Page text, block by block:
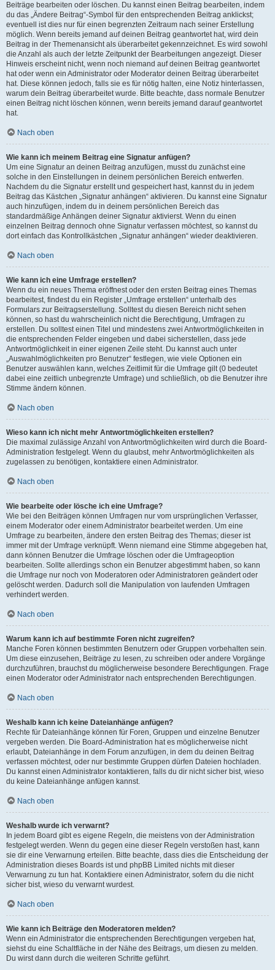
Beiträge bearbeiten oder löschen. Du kannst einen Beitrag bearbeiten, indem
du das „Ändere Beitrag“-Symbol für den entsprechenden Beitrag anklickst;
eventuell ist dies nur für einen begrenzten Zeitraum nach seiner Erstellung
möglich. Wenn bereits jemand auf deinen Beitrag geantwortet hat, wird dein
Beitrag in der Themenansicht als überarbeitet gekennzeichnet. Es wird sowohl
die Anzahl als auch der letzte Zeitpunkt der Bearbeitungen angezeigt. Dieser
Hinweis erscheint nicht, wenn noch niemand auf deinen Beitrag geantwortet
hat oder wenn ein Administrator oder Moderator deinen Beitrag überarbeitet
hat. Diese können jedoch, falls sie es für nötig halten, eine Notiz hinterlassen,
warum dein Beitrag überarbeitet wurde. Bitte beachte, dass normale Benutzer
einen Beitrag nicht löschen können, wenn bereits jemand darauf geantwortet
hat.
Nach oben
Wie kann ich meinem Beitrag eine Signatur anfügen?
Um eine Signatur an deinen Beitrag anzufügen, musst du zunächst eine
solche in den Einstellungen in deinem persönlichen Bereich entwerfen.
Nachdem du die Signatur erstellt und gespeichert hast, kannst du in jedem
Beitrag das Kästchen „Signatur anhängen“ aktivieren. Du kannst eine Signatur
auch hinzufügen, indem du in deinem persönlichen Bereich das
standardmäßige Anhängen deiner Signatur aktivierst. Wenn du einen
einzelnen Beitrag dennoch ohne Signatur verfassen möchtest, so kannst du
dort einfach das Kontrollkästchen „Signatur anhängen“ wieder deaktivieren.
Nach oben
Wie kann ich eine Umfrage erstellen?
Wenn du ein neues Thema eröffnest oder den ersten Beitrag eines Themas
bearbeitest, findest du ein Register „Umfrage erstellen“ unterhalb des
Formulars zur Beitragserstellung. Solltest du diesen Bereich nicht sehen
können, so hast du wahrscheinlich nicht die Berechtigung, Umfragen zu
erstellen. Du solltest einen Titel und mindestens zwei Antwortmöglichkeiten in
die entsprechenden Felder eingeben und dabei sicherstellen, dass jede
Antwortmöglichkeit in einer eigenen Zeile steht. Du kannst auch unter
„Auswahlmöglichkeiten pro Benutzer“ festlegen, wie viele Optionen ein
Benutzer auswählen kann, welches Zeitlimit für die Umfrage gilt (0 bedeutet
dabei eine zeitlich unbegrenzte Umfrage) und schließlich, ob die Benutzer ihre
Stimme ändern können.
Nach oben
Wieso kann ich nicht mehr Antwortmöglichkeiten erstellen?
Die maximal zulässige Anzahl von Antwortmöglichkeiten wird durch die Board-
Administration festgelegt. Wenn du glaubst, mehr Antwortmöglichkeiten als
zugelassen zu benötigen, kontaktiere einen Administrator.
Nach oben
Wie bearbeite oder lösche ich eine Umfrage?
Wie bei den Beiträgen können Umfragen nur vom ursprünglichen Verfasser,
einem Moderator oder einem Administrator bearbeitet werden. Um eine
Umfrage zu bearbeiten, ändere den ersten Beitrag des Themas; dieser ist
immer mit der Umfrage verknüpft. Wenn niemand eine Stimme abgegeben hat,
dann können Benutzer die Umfrage löschen oder die Umfrageoption
bearbeiten. Sollte allerdings schon ein Benutzer abgestimmt haben, so kann
die Umfrage nur noch von Moderatoren oder Administratoren geändert oder
gelöscht werden. Dadurch soll die Manipulation von laufenden Umfragen
verhindert werden.
Nach oben
Warum kann ich auf bestimmte Foren nicht zugreifen?
Manche Foren können bestimmten Benutzern oder Gruppen vorbehalten sein.
Um diese einzusehen, Beiträge zu lesen, zu schreiben oder andere Vorgänge
durchzuführen, brauchst du möglicherweise besondere Berechtigungen. Frage
einen Moderator oder Administrator nach entsprechenden Berechtigungen.
Nach oben
Weshalb kann ich keine Dateianhänge anfügen?
Rechte für Dateianhänge können für Foren, Gruppen und einzelne Benutzer
vergeben werden. Die Board-Administration hat es möglicherweise nicht
erlaubt, Dateianhänge in dem Forum anzufügen, in dem du deinen Beitrag
verfassen möchtest, oder nur bestimmte Gruppen dürfen Dateien hochladen.
Du kannst einen Administrator kontaktieren, falls du dir nicht sicher bist, wieso
du keine Dateianhänge anfügen kannst.
Nach oben
Weshalb wurde ich verwarnt?
In jedem Board gibt es eigene Regeln, die meistens von der Administration
festgelegt werden. Wenn du gegen eine dieser Regeln verstoßen hast, kann
sie dir eine Verwarnung erteilen. Bitte beachte, dass dies die Entscheidung der
Administration dieses Boards ist und phpBB Limited nichts mit dieser
Verwarnung zu tun hat. Kontaktiere einen Administrator, sofern du die nicht
sicher bist, wieso du verwarnt wurdest.
Nach oben
Wie kann ich Beiträge den Moderatoren melden?
Wenn ein Administrator die entsprechenden Berechtigungen vergeben hat,
siehst du eine Schaltfläche in der Nähe des Beitrags, um diesen zu melden.
Du wirst dann durch die weiteren Schritte geführt.